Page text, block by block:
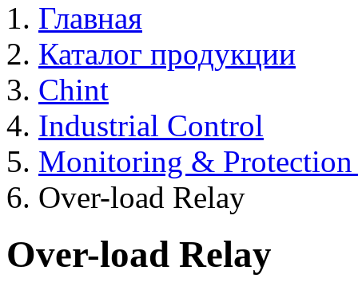
Главная
Каталог продукции
Chint
Industrial Control
Monitoring & Protection
Over-load Relay
Over-load Relay